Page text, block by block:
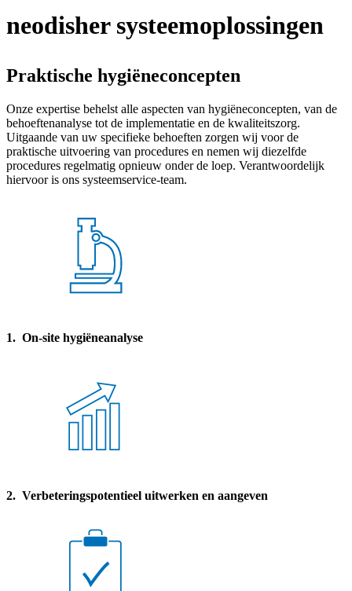
neodisher systeemoplossingen
Praktische hygiëneconcepten
Onze expertise behelst alle aspecten van hygiëneconcepten, van de
behoeftenanalyse tot de implementatie en de kwaliteitszorg.
Uitgaande van uw specifieke behoeften zorgen wij voor de
praktische uitvoering van procedures en nemen wij diezelfde
procedures regelmatig opnieuw onder de loep. Verantwoordelijk
hiervoor is ons systeemservice-team.
1. On-site hygiëneanalyse
2. Verbeteringspotentieel uitwerken en aangeven